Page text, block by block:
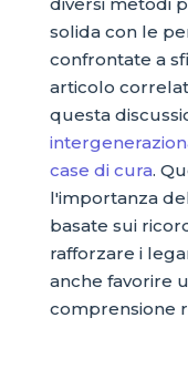
solida con le
confrontate a
articolo
questa
case di cura.
l'importanza
basate sui
rafforzare i
anche favorire
comprensione